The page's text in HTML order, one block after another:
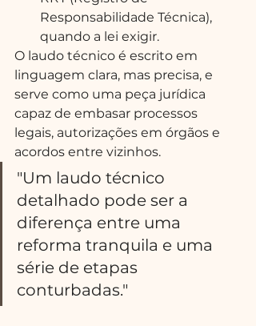
Responsabilidade Técnica),
quando a lei exigir.
O laudo técnico é escrito em
linguagem clara, mas precisa, e
serve como uma peça jurídica
capaz de embasar processos
legais, autorizações em órgãos e
acordos entre vizinhos.
"Um laudo técnico
detalhado pode ser a
diferença entre uma
reforma tranquila e uma
série de etapas
conturbadas."